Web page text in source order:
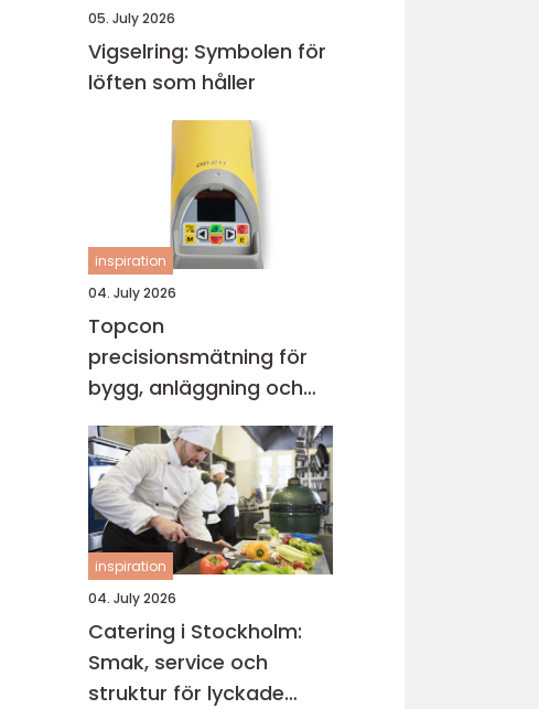
05. July 2026
Vigselring: Symbolen för
löften som håller
inspiration
04. July 2026
Topcon
precisionsmätning för
bygg, anläggning och
industri
inspiration
04. July 2026
Catering i Stockholm:
Smak, service och
struktur för lyckade